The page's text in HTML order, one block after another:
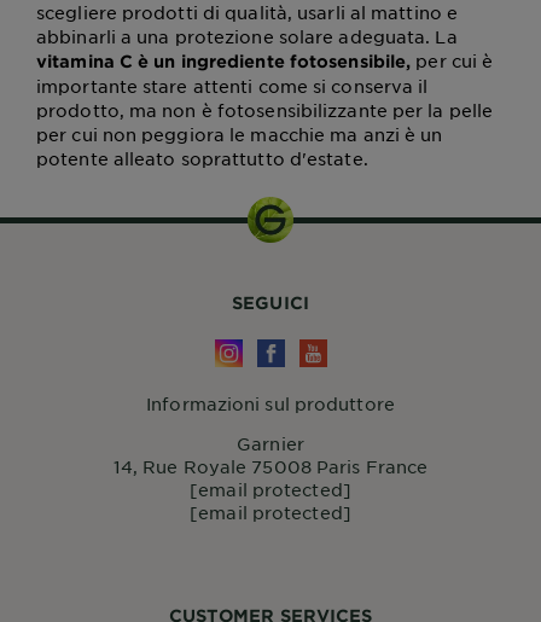
scegliere prodotti di qualità, usarli al mattino e
abbinarli a una protezione solare adeguata. La
vitamina C è un ingrediente fotosensibile, per cui è
importante stare attenti come si conserva il
prodotto, ma non è fotosensibilizzante per la pelle
per cui non peggiora le macchie ma anzi è un
potente alleato soprattutto d'estate.
CUSTOMER SERVICES
SEGUICI
Informazioni sul produttore
Garnier
14, Rue Royale 75008 Paris France
[email protected]
[email protected]